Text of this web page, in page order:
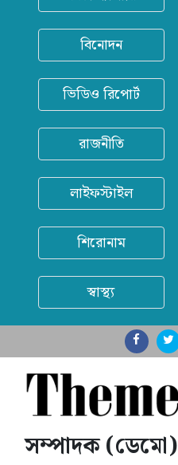
বিনোদন
ভিডিও রিপোর্ট
রাজনীতি
লাইফস্টাইল
শিরোনাম
স্বাস্থ্য
সম্পাদক (ডেমো)